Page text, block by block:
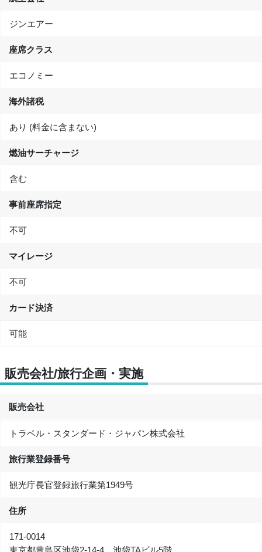
ジンエアー
座席クラス
エコノミー
海外諸税
あり (料金に含まない)
燃油サーチャージ
含む
事前座席指定
不可
マイレージ
不可
カード決済
可能
販売会社/旅行企画・実施
販売会社
トラベル・スタンダード・ジャパン株式会社
旅行業登録番号
観光庁長官登録旅行業第1949号
住所
171-0014
東京都豊島区池袋2-14-4 池袋TAビル5階